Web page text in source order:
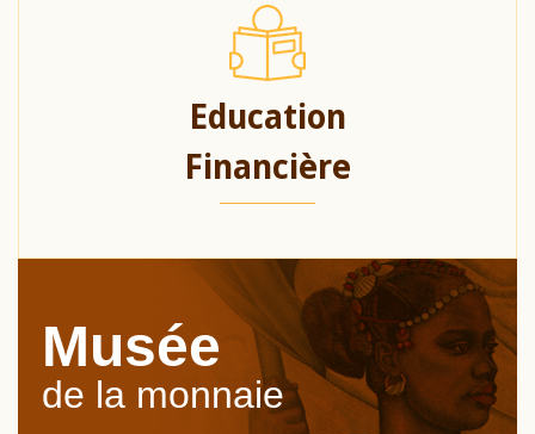
Education
Financière
Musée
de la monnaie